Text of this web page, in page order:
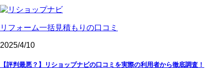
リフォーム一括見積もりの口コミ
2025/4/10
【評判最悪？】リショップナビの口コミを実際の利用者から徹底調査！